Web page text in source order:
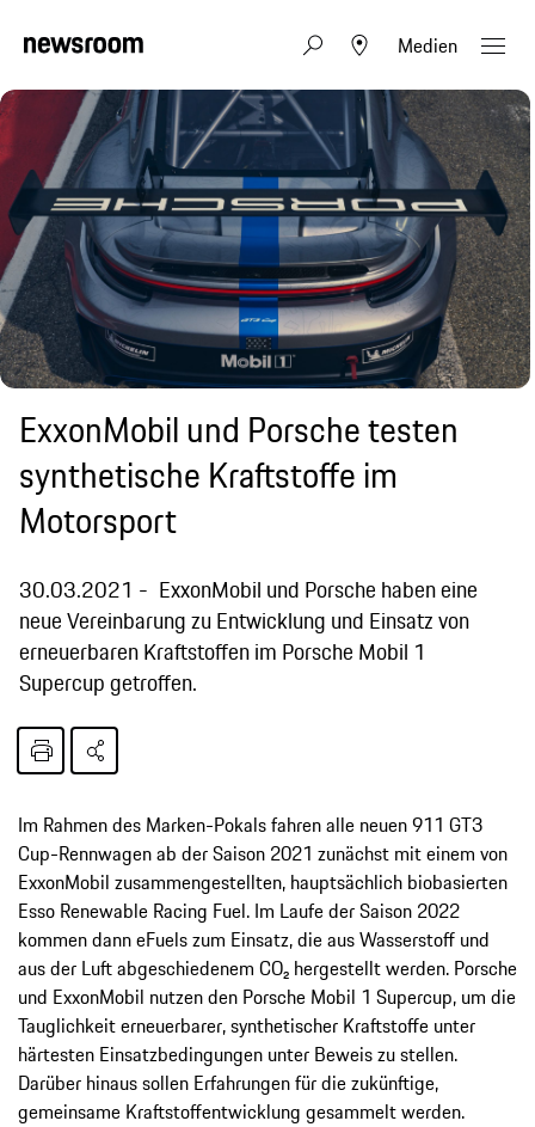
Medien
ExxonMobil und Porsche testen
synthetische Kraftstoffe im
Motorsport
30.03.2021
ExxonMobil und Porsche haben eine
neue Vereinbarung zu Entwicklung und Einsatz von
erneuerbaren Kraftstoffen im Porsche Mobil 1
Supercup getroffen.
Im Rahmen des Marken-Pokals fahren alle neuen 911 GT3
Cup-Rennwagen ab der Saison 2021 zunächst mit einem von
ExxonMobil zusammengestellten, hauptsächlich biobasierten
Esso Renewable Racing Fuel. Im Laufe der Saison 2022
kommen dann eFuels zum Einsatz, die aus Wasserstoff und
aus der Luft abgeschiedenem CO₂ hergestellt werden. Porsche
und ExxonMobil nutzen den Porsche Mobil 1 Supercup, um die
Tauglichkeit erneuerbarer, synthetischer Kraftstoffe unter
härtesten Einsatzbedingungen unter Beweis zu stellen.
Darüber hinaus sollen Erfahrungen für die zukünftige,
gemeinsame Kraftstoffentwicklung gesammelt werden.